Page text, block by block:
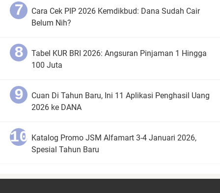
Cara Cek PIP 2026 Kemdikbud: Dana Sudah Cair
Belum Nih?
Tabel KUR BRI 2026: Angsuran Pinjaman 1 Hingga
100 Juta
Cuan Di Tahun Baru, Ini 11 Aplikasi Penghasil Uang
2026 ke DANA
Katalog Promo JSM Alfamart 3-4 Januari 2026,
Spesial Tahun Baru